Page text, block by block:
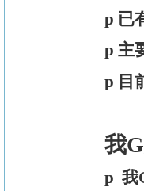
p 已
p 主
p 目
我
p 我